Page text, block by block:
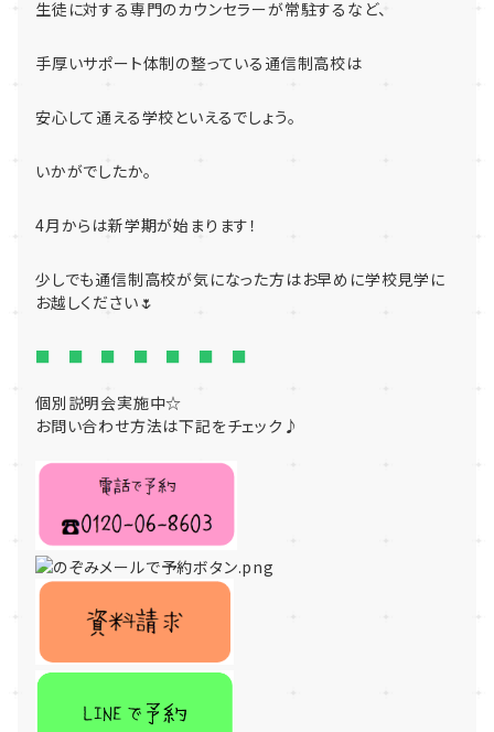
生徒に対する専門のカウンセラーが常駐するなど、
手厚いサポート体制の整っている通信制高校は
安心して通える学校といえるでしょう。
いかがでしたか。
4月からは新学期が始まります！
少しでも通信制高校が気になった方はお早めに学校見学に
お越しください🌷
■ ■ ■ ■ ■ ■ ■
個別説明会実施中☆
お問い合わせ方法は下記をチェック♪